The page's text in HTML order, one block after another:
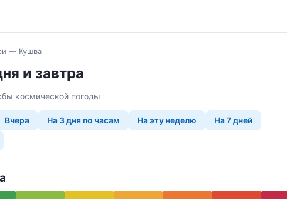
— Кушва
и завтра
космической погоды
Вчера На 3 дня по часам На эту неделю
На 7 дней